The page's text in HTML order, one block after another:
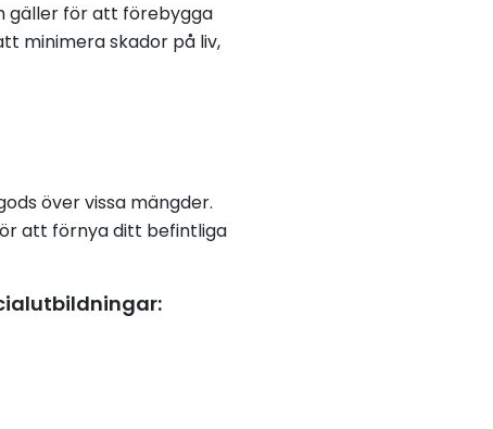
gäller för att förebygga
minimera skador på liv,
över vissa mängder.
att förnya ditt befintliga